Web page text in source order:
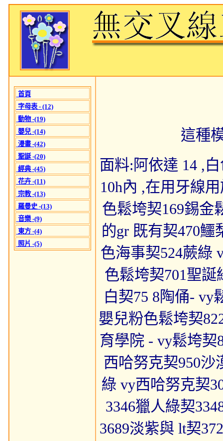
首頁
字母表 - (12)
動物 -(19)
嬰兒 -(14)
漫畫 -(42)
聖誕 -(20)
經典 -(45)
花卉 -(11)
宗教 -(13)
羅曼史 -(13)
音樂 -(9)
東方 -(4)
照片 -(5)
這種
面料:阿依達 14 ,
10h內 ,在用牙線
色鬆垮契169錫金
的gr 既有契470鱷
色海事契524蕨綠
色鬆垮契701聖誕
白契75 8陶俑- vy
嬰兒粉色鬆垮契
育學院 - vy鬆垮契
西哈努克契950沙
綠 vy西哈努克契
3346獵人綠契
3689淡紫與 lt契